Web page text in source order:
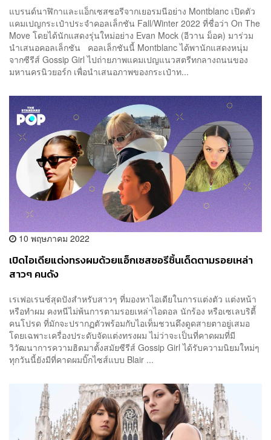
แบรนด์นาฬิกาและแอ็กเซสซอรีจากเยอรมนีอย่าง Montblanc เปิดตัว
แคมเปญกระเป๋าประจำคอลเล็กชัน Fall/Winter 2022 ที่ชื่อว่า On The
Move โดยได้นักแสดงรุ่นใหม่อย่าง Evan Mock (อีวาน ม็อค) มาร่วม
นำเสนอคอลเล็กชัน คอลเล็กชันนี้ Montblanc ได้พานักแสดงหนุ่ม
จากซีรีส์ Gossip Girl ไปถ่ายภาพแคมเปญแนวสตรีทกลางถนนของ
มหานครนิวยอร์ก เพื่อนำเสนอภาพของกระเป๋าท...
10 พฤษภาคม 2022
เปิดไอเดียแต่งทรงผมด้วยแอ็กเซสซอรีชิ้นเด็ดตามรอยเหล่า
สาวๆ คนดัง
เรเฟอเรนซ์สุดปังสำหรับสาวๆ ที่มองหาไอเดียในการแต่งตัว แต่งหน้า
หรือทำผม คงหนีไม่พ้นการตามรอยเหล่าไอดอล นักร้อง หรือเซเลบริตี้
คนโปรด ที่มักจะปรากฏตัวพร้อมกับไอเท็มชวนดึงดูดสายตาอยู่เสมอ
โดยเฉพาะเครื่องประดับจัดแต่งทรงผม ไม่ว่าจะเป็นที่คาดผมที่มี
วิวัฒนาการความฮิตมาตั้งสมัยซีรีส์ Gossip Girl ได้รับความนิยมใหม่ๆ
ทุกวันนี้ยังมีที่คาดผมบิ๊กไซส์แบบ Blair ...